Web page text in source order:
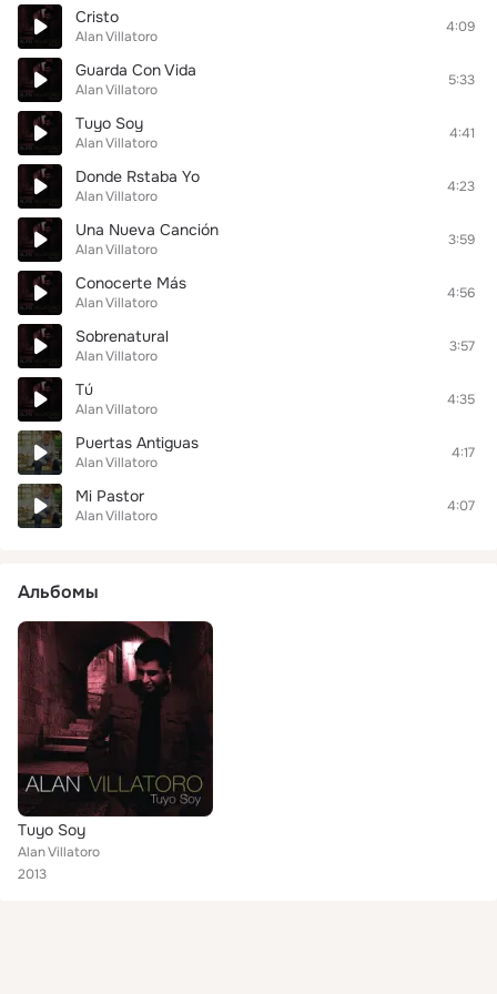
Cristo
Alan Villatoro
4:09
Guarda Con Vida
Alan Villatoro
5:33
Tuyo Soy
Alan Villatoro
4:41
Donde Rstaba Yo
Alan Villatoro
4:23
Una Nueva Canción
Alan Villatoro
3:59
Conocerte Más
Alan Villatoro
4:56
Sobrenatural
Alan Villatoro
3:57
Tú
Alan Villatoro
4:35
Puertas Antiguas
Alan Villatoro
4:17
Mi Pastor
Alan Villatoro
4:07
Альбомы
Tuyo Soy
Alan Villatoro
2013